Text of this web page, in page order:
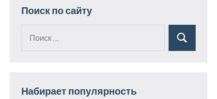
Поиск по сайту
Поиск
Набирает популярность